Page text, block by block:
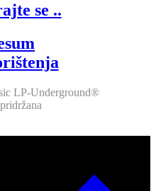
se ..
LP-Underground®